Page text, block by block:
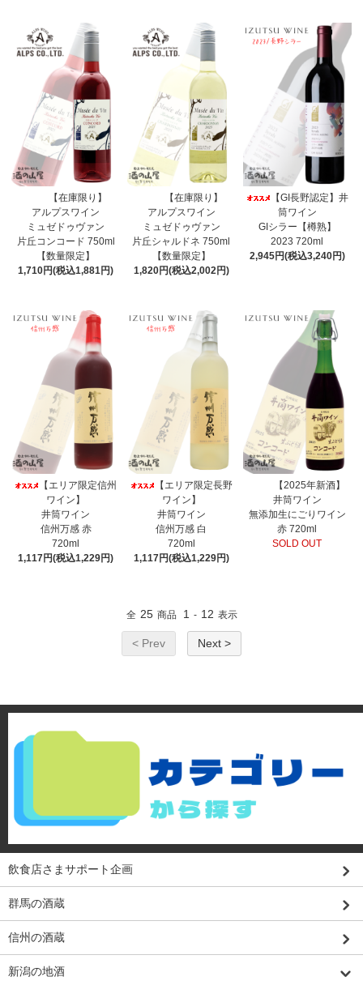
【在庫限り】
アルプスワイン
ミュゼドゥヴァン
片丘コンコード 750ml
【数量限定】
1,710円(税込1,881円)
【在庫限り】
アルプスワイン
ミュゼドゥヴァン
片丘シャルドネ 750ml
【数量限定】
1,820円(税込2,002円)
【GI長野認定】井
筒ワイン
GIシラー【樽熟】
2023 720ml
2,945円(税込3,240円)
【エリア限定信州
ワイン】
井筒ワイン
信州万感 赤
720ml
1,117円(税込1,229円)
【エリア限定長野
ワイン】
井筒ワイン
信州万感 白
720ml
1,117円(税込1,229円)
【2025年新酒】
井筒ワイン
無添加生にごりワイン
赤 720ml
SOLD OUT
全 25 商品 1 - 12 表示
< Prev Next >
飲食店さまサポート企画
群馬の酒蔵
信州の酒蔵
新潟の地酒